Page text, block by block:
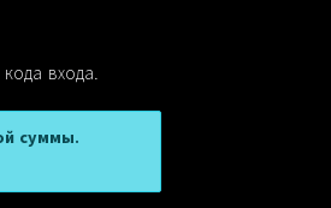
входа.
суммы.